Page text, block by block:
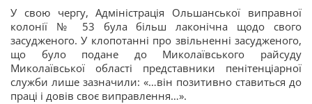
У свою чергу, Адміністрація Ольшанської виправної
колонії № 53 була більш лаконічна щодо свого
засудженого. У клопотанні про звільненні засудженого,
що було подане до Миколаївського райсуду
Миколаївської області представники пенітенціарної
служби лише зазначили: «…він позитивно ставиться до
праці і довів своє виправлення…».